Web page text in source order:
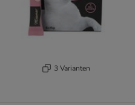
3 Varianten